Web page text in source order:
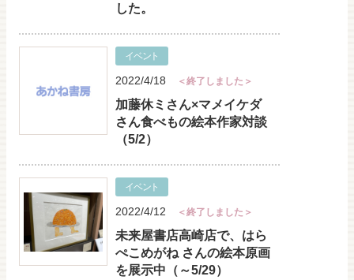
した。
イベント
2022/4/18 ＜終了しました＞
加藤休ミさん×マメイケダ
さん食べもの絵本作家対談
（5/2）
イベント
2022/4/12 ＜終了しました＞
未来屋書店高崎店で、はら
ぺこめがね さんの絵本原画
を展示中（～5/29）